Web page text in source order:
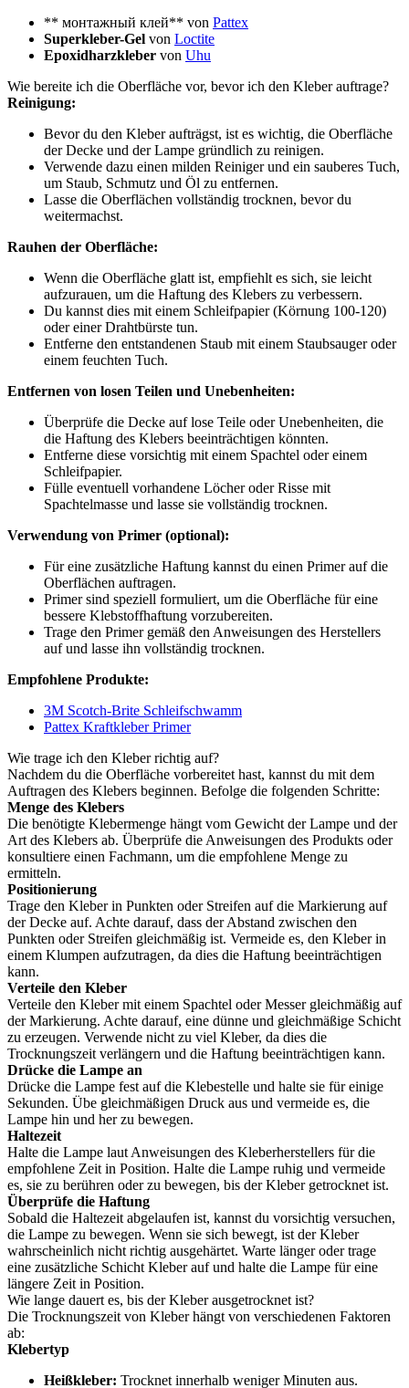
** монтажный клей** von Pattex
Superkleber-Gel von Loctite
Epoxidharzkleber von Uhu
Wie bereite ich die Oberfläche vor, bevor ich den Kleber auftrage?
Reinigung:
Bevor du den Kleber aufträgst, ist es wichtig, die Oberfläche
der Decke und der Lampe gründlich zu reinigen.
Verwende dazu einen milden Reiniger und ein sauberes Tuch,
um Staub, Schmutz und Öl zu entfernen.
Lasse die Oberflächen vollständig trocknen, bevor du
weitermachst.
Rauhen der Oberfläche:
Wenn die Oberfläche glatt ist, empfiehlt es sich, sie leicht
aufzurauen, um die Haftung des Klebers zu verbessern.
Du kannst dies mit einem Schleifpapier (Körnung 100-120)
oder einer Drahtbürste tun.
Entferne den entstandenen Staub mit einem Staubsauger oder
einem feuchten Tuch.
Entfernen von losen Teilen und Unebenheiten:
Überprüfe die Decke auf lose Teile oder Unebenheiten, die
die Haftung des Klebers beeinträchtigen könnten.
Entferne diese vorsichtig mit einem Spachtel oder einem
Schleifpapier.
Fülle eventuell vorhandene Löcher oder Risse mit
Spachtelmasse und lasse sie vollständig trocknen.
Verwendung von Primer (optional):
Für eine zusätzliche Haftung kannst du einen Primer auf die
Oberflächen auftragen.
Primer sind speziell formuliert, um die Oberfläche für eine
bessere Klebstoffhaftung vorzubereiten.
Trage den Primer gemäß den Anweisungen des Herstellers
auf und lasse ihn vollständig trocknen.
Empfohlene Produkte:
3M Scotch-Brite Schleifschwamm
Pattex Kraftkleber Primer
Wie trage ich den Kleber richtig auf?
Nachdem du die Oberfläche vorbereitet hast, kannst du mit dem
Auftragen des Klebers beginnen. Befolge die folgenden Schritte:
Menge des Klebers
Die benötigte Klebermenge hängt vom Gewicht der Lampe und der
Art des Klebers ab. Überprüfe die Anweisungen des Produkts oder
konsultiere einen Fachmann, um die empfohlene Menge zu
ermitteln.
Positionierung
Trage den Kleber in Punkten oder Streifen auf die Markierung auf
der Decke auf. Achte darauf, dass der Abstand zwischen den
Punkten oder Streifen gleichmäßig ist. Vermeide es, den Kleber in
einem Klumpen aufzutragen, da dies die Haftung beeinträchtigen
kann.
Verteile den Kleber
Verteile den Kleber mit einem Spachtel oder Messer gleichmäßig auf
der Markierung. Achte darauf, eine dünne und gleichmäßige Schicht
zu erzeugen. Verwende nicht zu viel Kleber, da dies die
Trocknungszeit verlängern und die Haftung beeinträchtigen kann.
Drücke die Lampe an
Drücke die Lampe fest auf die Klebestelle und halte sie für einige
Sekunden. Übe gleichmäßigen Druck aus und vermeide es, die
Lampe hin und her zu bewegen.
Haltezeit
Halte die Lampe laut Anweisungen des Kleberherstellers für die
empfohlene Zeit in Position. Halte die Lampe ruhig und vermeide
es, sie zu berühren oder zu bewegen, bis der Kleber getrocknet ist.
Überprüfe die Haftung
Sobald die Haltezeit abgelaufen ist, kannst du vorsichtig versuchen,
die Lampe zu bewegen. Wenn sie sich bewegt, ist der Kleber
wahrscheinlich nicht richtig ausgehärtet. Warte länger oder trage
eine zusätzliche Schicht Kleber auf und halte die Lampe für eine
längere Zeit in Position.
Wie lange dauert es, bis der Kleber ausgetrocknet ist?
Die Trocknungszeit von Kleber hängt von verschiedenen Faktoren
ab:
Klebertyp
Heißkleber: Trocknet innerhalb weniger Minuten aus.